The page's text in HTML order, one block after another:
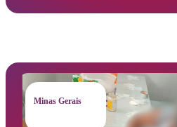
Minas Gerais